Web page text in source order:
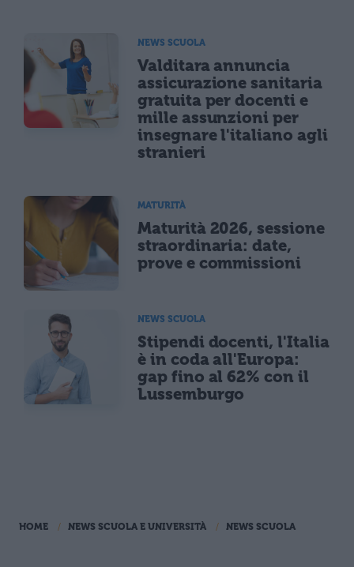
NEWS SCUOLA
Valditara annuncia
assicurazione sanitaria
gratuita per docenti e
mille assunzioni per
insegnare l'italiano agli
stranieri
MATURITÀ
Maturità 2026, sessione
straordinaria: date,
prove e commissioni
NEWS SCUOLA
Stipendi docenti, l'Italia
è in coda all'Europa:
gap fino al 62% con il
Lussemburgo
HOME NEWS SCUOLA E UNIVERSITÀ NEWS SCUOLA